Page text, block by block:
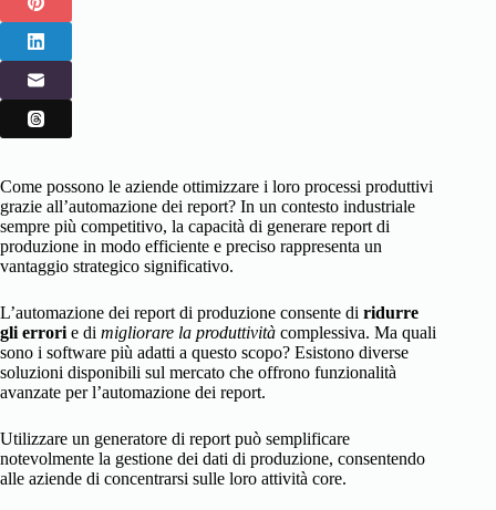
Come possono le aziende ottimizzare i loro processi produttivi
grazie all’automazione dei report? In un contesto industriale
sempre più competitivo, la capacità di generare report di
produzione in modo efficiente e preciso rappresenta un
vantaggio strategico significativo.
L’automazione dei report di produzione consente di ridurre
gli errori e di migliorare la produttività complessiva. Ma quali
sono i software più adatti a questo scopo? Esistono diverse
soluzioni disponibili sul mercato che offrono funzionalità
avanzate per l’automazione dei report.
Utilizzare un generatore di report può semplificare
notevolmente la gestione dei dati di produzione, consentendo
alle aziende di concentrarsi sulle loro attività core.